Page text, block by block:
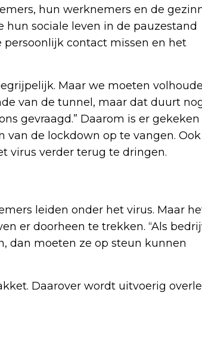
hun werknemers en de
hun sociale leven in de pauzestand
persoonlijk contact missen en het
Maar we moeten
van de tunnel, maar dat duurt
gevraagd.” Daarom is er gekeken
de lockdown op te vangen. Ook
virus verder terug te dringen.
leiden onder het virus. Maar
er doorheen te trekken. “Als
dan moeten ze op steun kunnen
Daarover wordt uitvoerig